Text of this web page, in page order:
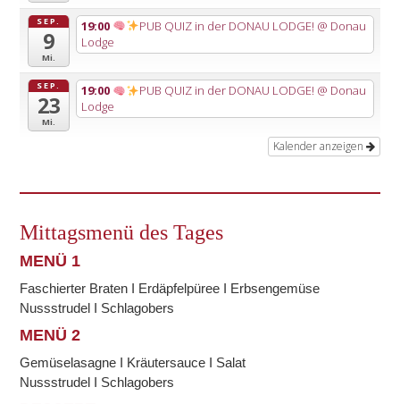
SEP.
9
Mi.
19:00 PUB QUIZ in der DONAU LODGE! @ Donau
Lodge
SEP.
23
Mi.
19:00 PUB QUIZ in der DONAU LODGE! @ Donau
Lodge
Kalender anzeigen
Mittagsmenü des Tages
MENÜ 1
Faschierter Braten I Erdäpfelpüree I Erbsengemüse
Nussstrudel I Schlagobers
MENÜ 2
Gemüselasagne I Kräutersauce I Salat
Nussstrudel I Schlagobers